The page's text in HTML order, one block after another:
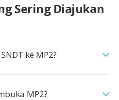
Sering Diajukan
ke MP2?
MP2?